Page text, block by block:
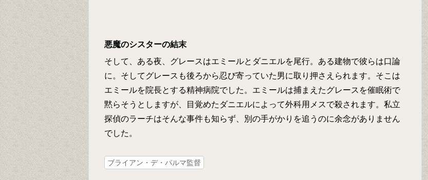
悪魔のシスターの結末
そして、ある夜、グレースはエミールとダニエルを尾行。ある建物で彼らは口論
に。そしてグレースも後ろから忍び寄っていた男に取り押さえられます。そこは
エミールを院長とする精神病院でした。エミールは捕まえたグレースを催眠術で
黙らそうとしますが、目覚めたダニエルによって外科用メスで殺されます。私立
探偵のラーチはそんな事件も知らず、別の手がかりを追うのに余念がありません
でした。
ブライアン・デ・パルマ監督